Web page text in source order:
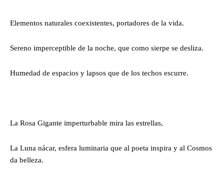
Elementos naturales coexistentes, portadores de la vida.
Sereno imperceptible de la noche, que como sierpe se desliza.
Humedad de espacios y lapsos que de los techos escurre.
La Rosa Gigante imperturbable mira las estrellas,
La Luna nácar, esfera luminaria que al poeta inspira y al Cosmos
da belleza.